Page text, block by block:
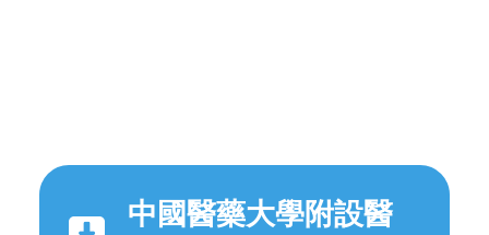
中國醫藥大學附設醫